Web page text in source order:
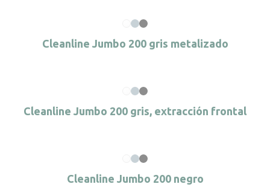
Cleanline Jumbo 200 gris metalizado
Cleanline Jumbo 200 gris, extracción frontal
Cleanline Jumbo 200 negro